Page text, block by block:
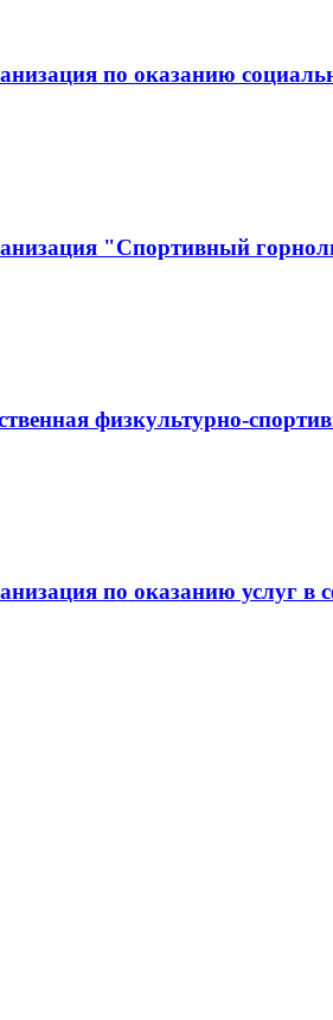
по оказанию
"Спортивный
физкультурно-
по оказанию услуг